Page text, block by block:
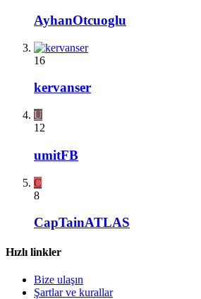
AyhanOtcuoglu
16
kervanser
U
12
umitFB
C
8
CapTainATLAS
Hızlı linkler
Bize ulaşın
Şartlar ve kurallar